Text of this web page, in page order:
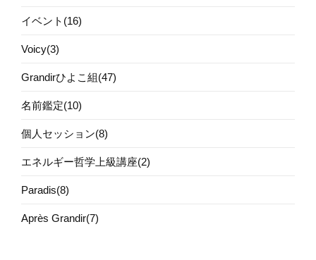
イベント(16)
Voicy(3)
Grandirひよこ組(47)
名前鑑定(10)
個人セッション(8)
エネルギー哲学上級講座(2)
Paradis(8)
Après Grandir(7)